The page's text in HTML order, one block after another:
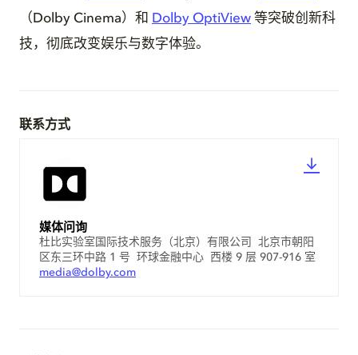
（Dolby Cinema）和 Dolby OptiView 等突破创新科
技，彻底改变娱乐与数字体验。
联系方式
媒体问询
杜比实验室国际技术服务（北京）有限公司 北京市朝阳
区东三环中路 1 号 环球金融中心 西楼 9 层 907-916 室
media@dolby.com